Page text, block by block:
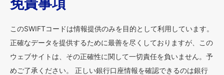
免責事項
このSWIFTコードは情報提供のみを目的として利用しています。
正確なデータを提供するために最善を尽くしておりますが、この
ウェブサイトは、その正確性に関して一切責任を負いません。予
めご了承ください。 正しい銀行口座情報を確認できるのは銀行